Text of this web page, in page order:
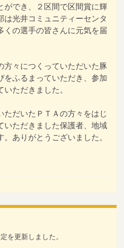
ができ、２区間で区間賞に輝
は光井コミュニティーセンタ
くの選手の皆さんに元気を届
々につくっていただいた豚
をふるまっていただき、参加
ただきました。
ただいたＰＴＡの方々をはじ
いただきました保護者、地域
ありがとうございました。
を更新しました。